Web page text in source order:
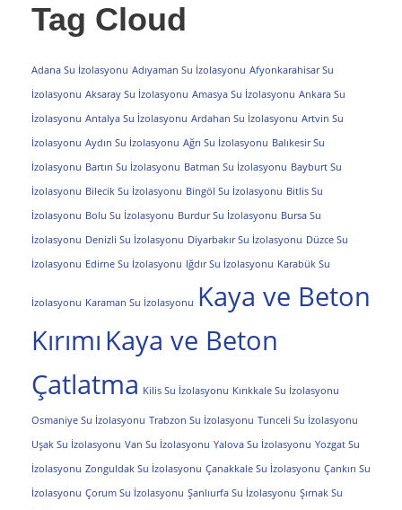
Tag Cloud
Adana Su İzolasyonu Adıyaman Su İzolasyonu Afyonkarahisar Su
İzolasyonu Aksaray Su İzolasyonu Amasya Su İzolasyonu Ankara Su
İzolasyonu Antalya Su İzolasyonu Ardahan Su İzolasyonu Artvin Su
İzolasyonu Aydın Su İzolasyonu Ağrı Su İzolasyonu Balıkesir Su
İzolasyonu Bartın Su İzolasyonu Batman Su İzolasyonu Bayburt Su
İzolasyonu Bilecik Su İzolasyonu Bingöl Su İzolasyonu Bitlis Su
İzolasyonu Bolu Su İzolasyonu Burdur Su İzolasyonu Bursa Su
İzolasyonu Denizli Su İzolasyonu Diyarbakır Su İzolasyonu Düzce Su
İzolasyonu Edirne Su İzolasyonu Iğdır Su İzolasyonu Karabük Su
İzolasyonu Karaman Su İzolasyonu Kaya ve Beton
Kırımı Kaya ve Beton
Çatlatma Kilis Su İzolasyonu Kırıkkale Su İzolasyonu
Osmaniye Su İzolasyonu Trabzon Su İzolasyonu Tunceli Su İzolasyonu
Uşak Su İzolasyonu Van Su İzolasyonu Yalova Su İzolasyonu Yozgat Su
İzolasyonu Zonguldak Su İzolasyonu Çanakkale Su İzolasyonu Çankırı Su
İzolasyonu Çorum Su İzolasyonu Şanlıurfa Su İzolasyonu Şırnak Su